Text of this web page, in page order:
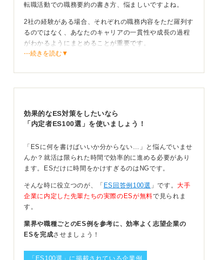
転職活動での職務要約の書き方、悩ましいですよね。
2社の経験がある場合、それぞれの職務内容をただ羅列す
るのではなく、あなたのキャリアの一貫性や成長の過程
がわかるようにまとめることが重要です。
応募企業で活かせるスキルを強調し、熱意を伝えよ
う！
職務要約では、応募する企業が求めているスキルや経験
と、自身のこれまでの経験との接点を意識して記述する
ことが大切です。
たとえば、1社目で培った基礎的なスキルが、2社目でど
のように応用され、成果につながったのか、といったス
トーリーを示すことができると、採用担当者もあなたの
成長イメージを掴みやすくなります。
また、単に経験を並べるだけでなく、それぞれの経験か
か、という視点も盛り込むと、より説得力が増します。
⋯続きを読む▼
効果的なES対策をしたいなら
「内定者ES100選」を使いましょう！
「ESに何を書けばいいか分からない…」と悩んでいませ
んか？就活は限られた時間で効率的に進める必要があり
ます。ESだけに時間をかけすぎるのはNGです。
そんな時に役立つのが、「 ES回答例100選 」です。 大手
企業に内定した先輩たちの実際のESが無料で見られま
す。
業界や職種ごとのES例を参考に、効率よく志望企業の
ESを完成させましょう！
「ES100選」に掲載されている企業例